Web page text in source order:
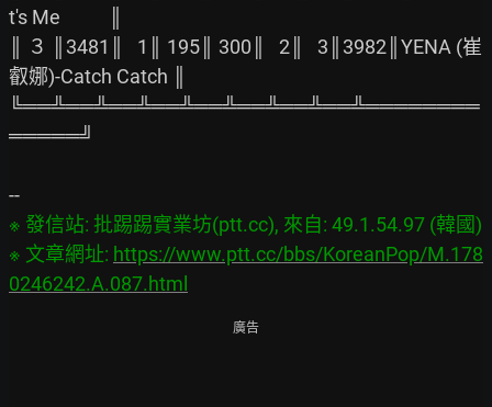
t's Me           ║
║ ３ ║3481║   1║ 195║ 300║   2║   3║3982║YENA (崔
叡娜)-Catch Catch ║
╚══╩══╩══╩══╩══╩══╩══╩══╩════════
═════╝
※ 發信站: 批踢踢實業坊(ptt.cc), 來自: 49.1.54.97 (韓國)
※ 文章網址: https://www.ptt.cc/bbs/KoreanPop/M.178
0246242.A.087.html
廣告